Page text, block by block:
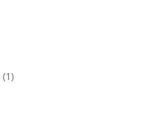
(1)